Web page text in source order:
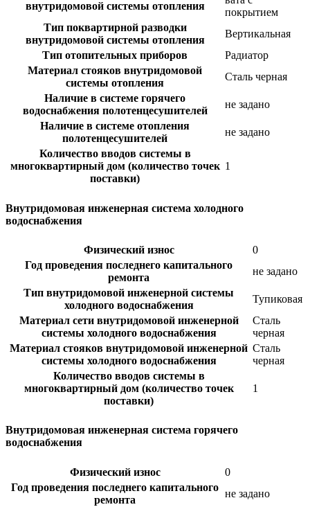
внутридомовой системы отопления
покрытием
Тип поквартирной разводки
внутридомовой системы отопления
Вертикальная
Тип отопительных приборов
Радиатор
Материал стояков внутридомовой
системы отопления
Сталь черная
Наличие в системе горячего
водоснабжения полотенцесушителей
не задано
Наличие в системе отопления
полотенцесушителей
не задано
Количество вводов системы в
многоквартирный дом (количество точек
поставки)
1
Внутридомовая инженерная система холодного
водоснабжения
Физический износ
0
Год проведения последнего капитального
ремонта
не задано
Тип внутридомовой инженерной системы
холодного водоснабжения
Тупиковая
Материал сети внутридомовой инженерной
системы холодного водоснабжения
Сталь
черная
Материал стояков внутридомовой инженерной
системы холодного водоснабжения
Сталь
черная
Количество вводов системы в
многоквартирный дом (количество точек
поставки)
1
Внутридомовая инженерная система горячего
водоснабжения
Физический износ
0
Год проведения последнего капитального
ремонта
не задано